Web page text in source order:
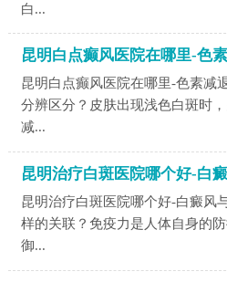
白...
昆明白点癫风医院在哪里-色
昆明白点癫风医院在哪里-色素减
分辨区分？皮肤出现浅色白斑时
减...
昆明治疗白斑医院哪个好-白
昆明治疗白斑医院哪个好-白癜风
样的关联？免疫力是人体自身的
御...